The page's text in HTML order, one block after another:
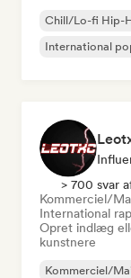
Chill/Lo-fi Hip-
International
> 700 svar
Kommerciel/
International rap
Opret indlæg
kunstnere
Kommerciel/